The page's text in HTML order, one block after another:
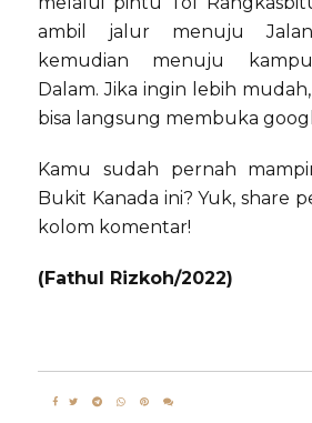
ambil jalur menuju
kemudian menuju
Dalam. Jika ingin lebih
bisa langsung membuka
Kamu sudah pernah
Bukit Kanada ini? Yuk, share
kolom komentar!
(Fathul Rizkoh/2022)